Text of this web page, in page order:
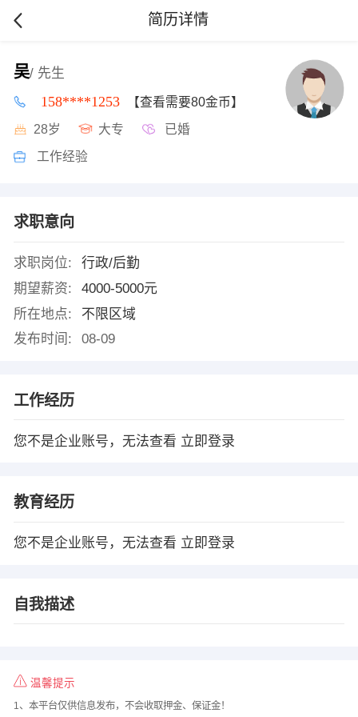
简历详情
吴/ 先生
158****1253 【查看需要80金币】
28岁 大专 已婚
工作经验
求职意向
求职岗位:
行政/后勤
期望薪资:
4000-5000元
所在地点:
不限区域
发布时间:
08-09
工作经历
您不是企业账号，无法查看 立即登录
教育经历
您不是企业账号，无法查看 立即登录
自我描述
温馨提示
1、本平台仅供信息发布，不会收取押金、保证金！